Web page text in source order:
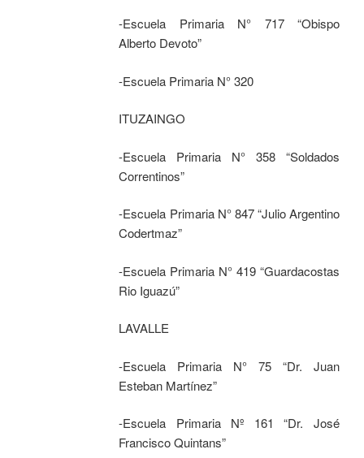
-Escuela Primaria N° 717 “Obispo
Alberto Devoto”
-Escuela Primaria N° 320
ITUZAINGO
-Escuela Primaria N° 358 “Soldados
Correntinos”
-Escuela Primaria N° 847 “Julio Argentino
Codertmaz”
-Escuela Primaria N° 419 “Guardacostas
Rio Iguazú”
LAVALLE
-Escuela Primaria N° 75 “Dr. Juan
Esteban Martínez”
-Escuela Primaria Nº 161 “Dr. José
Francisco Quintans”